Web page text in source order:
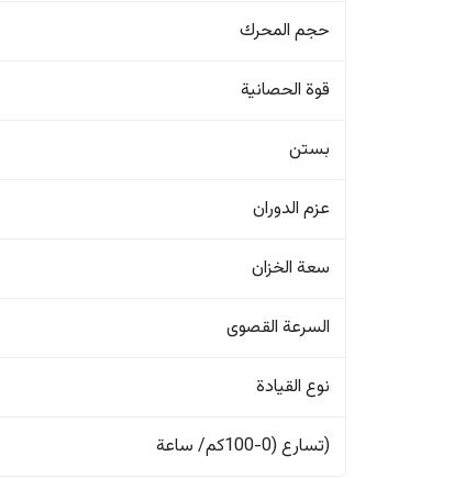
حجم المحرك
قوة الحصانية
بستن
عزم الدوران
سعة الخزان
السرعة القصوى
نوع القيادة
(تسارع (0-100كم/ ساعة